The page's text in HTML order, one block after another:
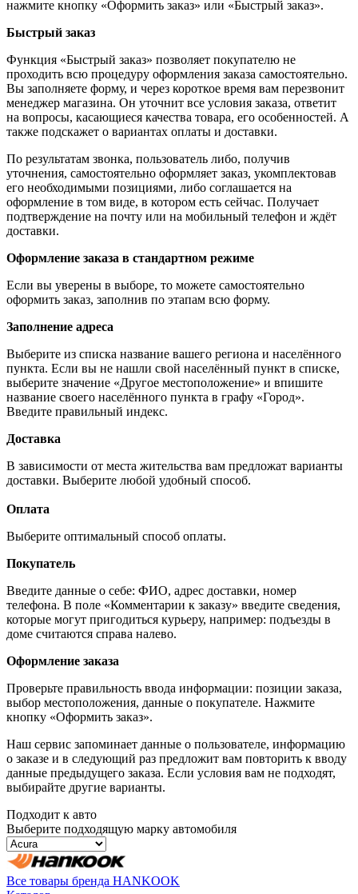
нажмите кнопку «Оформить заказ» или «Быстрый заказ».
Быстрый заказ
Функция «Быстрый заказ» позволяет покупателю не
проходить всю процедуру оформления заказа самостоятельно.
Вы заполняете форму, и через короткое время вам перезвонит
менеджер магазина. Он уточнит все условия заказа, ответит
на вопросы, касающиеся качества товара, его особенностей. А
также подскажет о вариантах оплаты и доставки.
По результатам звонка, пользователь либо, получив
уточнения, самостоятельно оформляет заказ, укомплектовав
его необходимыми позициями, либо соглашается на
оформление в том виде, в котором есть сейчас. Получает
подтверждение на почту или на мобильный телефон и ждёт
доставки.
Оформление заказа в стандартном режиме
Если вы уверены в выборе, то можете самостоятельно
оформить заказ, заполнив по этапам всю форму.
Заполнение адреса
Выберите из списка название вашего региона и населённого
пункта. Если вы не нашли свой населённый пункт в списке,
выберите значение «Другое местоположение» и впишите
название своего населённого пункта в графу «Город».
Введите правильный индекс.
Доставка
В зависимости от места жительства вам предложат варианты
доставки. Выберите любой удобный способ.
Оплата
Выберите оптимальный способ оплаты.
Покупатель
Введите данные о себе: ФИО, адрес доставки, номер
телефона. В поле «Комментарии к заказу» введите сведения,
которые могут пригодиться курьеру, например: подъезды в
доме считаются справа налево.
Оформление заказа
Проверьте правильность ввода информации: позиции заказа,
выбор местоположения, данные о покупателе. Нажмите
кнопку «Оформить заказ».
Наш сервис запоминает данные о пользователе, информацию
о заказе и в следующий раз предложит вам повторить к вводу
данные предыдущего заказа. Если условия вам не подходят,
выбирайте другие варианты.
Подходит к авто
Выберите подходящую марку автомобиля
Все товары бренда HANKOOK